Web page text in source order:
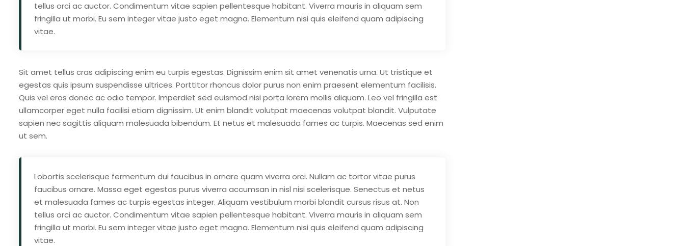
tellus orci ac auctor. Condimentum vitae sapien pellentesque habitant. Viverra mauris in aliquam sem
fringilla ut morbi. Eu sem integer vitae justo eget magna. Elementum nisi quis eleifend quam adipiscing
vitae.
Sit amet tellus cras adipiscing enim eu turpis egestas. Dignissim enim sit amet venenatis urna. Ut tristique et
egestas quis ipsum suspendisse ultrices. Porttitor rhoncus dolor purus non enim praesent elementum facilisis.
Quis vel eros donec ac odio tempor. Imperdiet sed euismod nisi porta lorem mollis aliquam. Leo vel fringilla est
ullamcorper eget nulla facilisi etiam dignissim. Ut enim blandit volutpat maecenas volutpat blandit. Vulputate
sapien nec sagittis aliquam malesuada bibendum. Et netus et malesuada fames ac turpis. Maecenas sed enim
ut sem.
Lobortis scelerisque fermentum dui faucibus in ornare quam viverra orci. Nullam ac tortor vitae purus
faucibus ornare. Massa eget egestas purus viverra accumsan in nisl nisi scelerisque. Senectus et netus
et malesuada fames ac turpis egestas integer. Aliquam vestibulum morbi blandit cursus risus at. Non
tellus orci ac auctor. Condimentum vitae sapien pellentesque habitant. Viverra mauris in aliquam sem
fringilla ut morbi. Eu sem integer vitae justo eget magna. Elementum nisi quis eleifend quam adipiscing
vitae.